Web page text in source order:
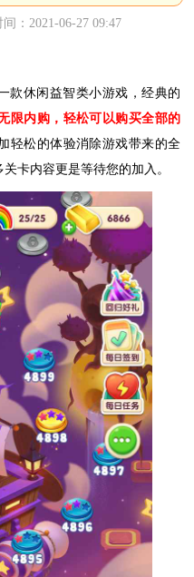
间：2021-06-27 09:47
款休闲益智类小游戏，经典的
限内购，轻松可以购买全部的
轻松的体验消除游戏带来的全
卡内容更是等待您的加入。